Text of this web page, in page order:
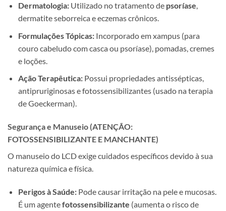
Dermatologia:Utilizado no tratamento de psoríase,
dermatite seborreica e eczemas crônicos.
Formulações Tópicas:Incorporado em xampus (para
couro cabeludo com casca ou psoríase), pomadas, cremes
e loções.
Ação Terapêutica:Possui propriedades antissépticas,
antipruriginosas e fotossensibilizantes (usado na terapia
de Goeckerman).
Segurança e Manuseio (ATENÇÃO:
FOTOSSENSIBILIZANTE E MANCHANTE)
O manuseio do LCD exige cuidados específicos devido à sua
natureza química e física.
Perigos à Saúde:Pode causar irritação na pele e mucosas.
É um agentefotossensibilizante (aumenta o risco de